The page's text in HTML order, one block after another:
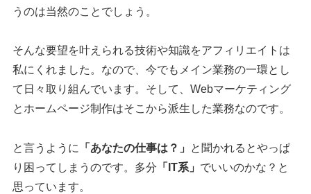
うのは当然のことでしょう。
そんな要望を叶えられる技術や知識をアフィリエイトは
私にくれました。なので、今でもメイン業務の一環とし
て日々取り組んでいます。そして、Webマーケティング
とホームページ制作はそこから派生した業務なのです。
と言うように 「あなたの仕事は？」
と聞かれるとやっぱ
り困ってしまうのです。多分 「IT系」 でいいのかな？と
思っています。